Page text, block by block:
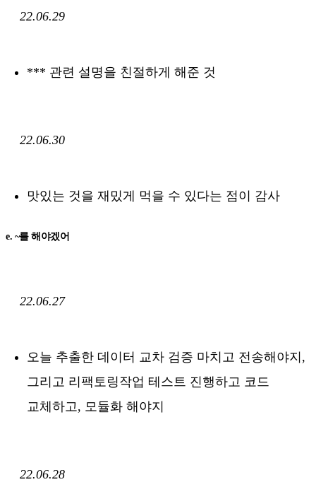
22.06.29
*** 관련 설명을 친절하게 해준 것
22.06.30
맛있는 것을 재밌게 먹을 수 있다는 점이 감사
e. ~를 해야겠어
22.06.27
오늘 추출한 데이터 교차 검증 마치고 전송해야지,
그리고 리팩토링작업 테스트 진행하고 코드
교체하고, 모듈화 해야지
22.06.28